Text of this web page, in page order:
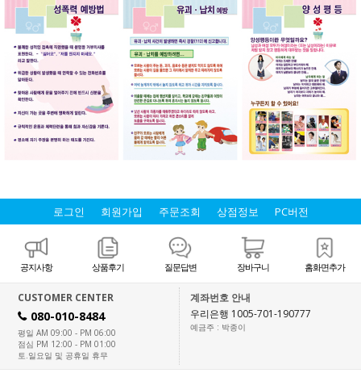
로그인 회원가입 주문조회 상점정보 PC버전
공지사항 상품후기 질문답변 장바구니 홈화면추가
CUSTOMER CENTER
H 080-010-8484
평일 AM 09:00 - PM 06:00
점심 PM 12:00 - PM 01:00
토.일요일 및 공휴일 휴무
계좌번호 안내
우리은행 1005-701-190777
예금주 : 박종이